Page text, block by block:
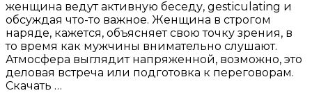
женщина ведут активную беседу, gesticulating и
обсуждая что-то важное. Женщина в строгом
наряде, кажется, объясняет свою точку зрения, в
то время как мужчины внимательно слушают.
Атмосфера выглядит напряженной, возможно, это
деловая встреча или подготовка к переговорам.
Скачать …